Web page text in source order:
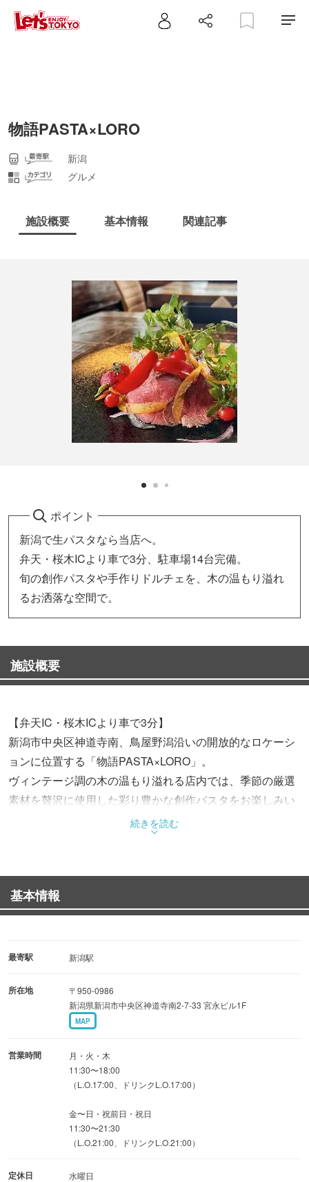
物語PASTA×LORO
新潟
グルメ
施設概要 基本情報 関連記事
ポイント
新潟で生パスタなら当店へ。
弁天・桜木ICより車で3分、駐車場14台完備。
旬の創作パスタや手作りドルチェを、木の温もり溢れ
るお洒落な空間で。
施設概要
【弁天IC・桜木ICより車で3分】
新潟市中央区神道寺南、鳥屋野潟沿いの開放的なロケーシ
ョンに位置する「物語PASTA×LORO」。
ヴィンテージ調の木の温もり溢れる店内では、季節の厳選
素材を贅沢に使用した彩り豊かな創作パスタをお楽しみい
タ。
ランチタイムには、お得な前菜セットや一つひとつ丁寧に
仕上げる自慢の手作りドルチェセットが女性のお客様に大
たいデート、大切な記念日のディナーまで幅広く対応いた
日常を忘れる心地よい空間で、心もお腹も満たされる至福
のひとときをお過ごしください。
続きを読む
基本情報
最寄駅 新潟駅
所在地
〒950-0986
新潟県新潟市中央区神道寺南2-7-33 宮永ビル1F
MAP
営業時間
月・火・木
11:30〜18:00
（L.O.17:00、ドリンクL.O.17:00）
金〜日・祝前日・祝日
11:30〜21:30
（L.O.21:00、ドリンクL.O.21:00）
定休日 水曜日